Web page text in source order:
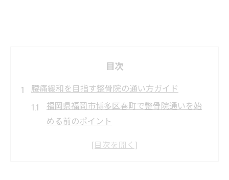
目次
腰痛緩和を目指す整骨院の通い方ガイド
福岡県福岡市博多区春町で整骨院通いを始
める前のポイント